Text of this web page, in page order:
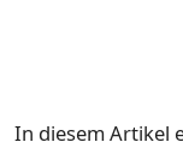
In diesem Artikel